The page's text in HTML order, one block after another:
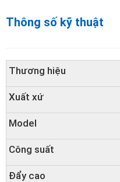
Thông số kỹ thuật
Thương hiệu
Xuất xứ
Model
Công suất
Đẩy cao